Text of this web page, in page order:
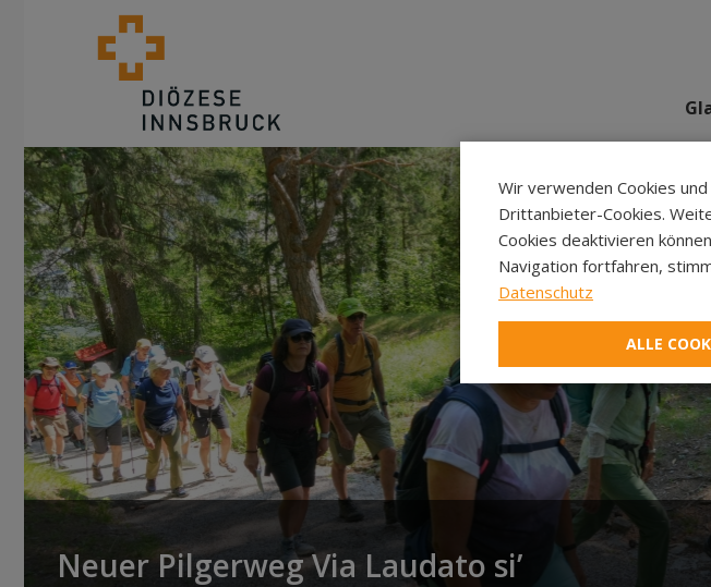
Neuer Pilgerweg Via Laudato si’
Wir verwenden Cookies
Drittanbieter-Cookies.
Cookies deaktivieren
Navigation fortfahren,
Datenschutz
ALLE